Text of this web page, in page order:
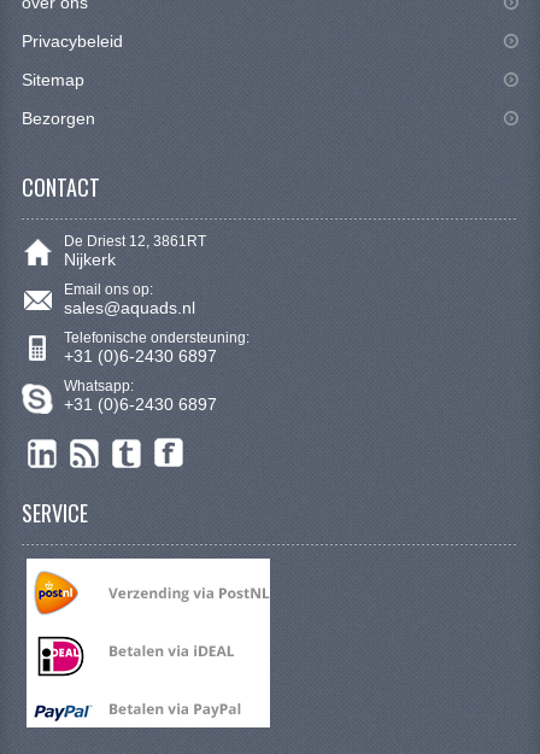
VERLICHTING
KABELS
Privacybeleid
Sitemap
Bezorgen
CONTACT
De Driest 12, 3861RT
Nijkerk
Email ons op:
sales@aquads.nl
Telefonische ondersteuning:
+31 (0)6-2430 6897
Whatsapp:
+31 (0)6-2430 6897
SERVICE